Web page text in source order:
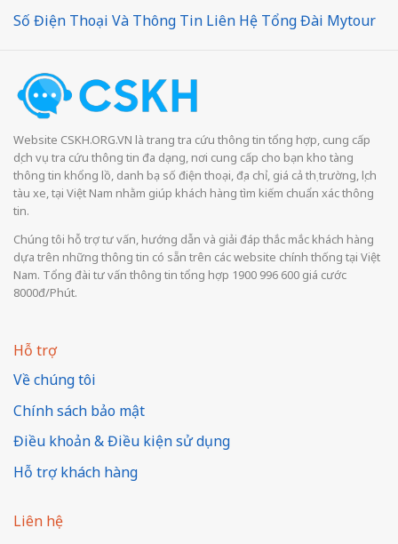
Số Điện Thoại Và Thông Tin Liên Hệ Tổng Đài Mytour
Website CSKH.ORG.VN là trang tra cứu thông tin tổng hợp, cung cấp
dịch vụ tra cứu thông tin đa dạng, nơi cung cấp cho bạn kho tàng
thông tin khổng lồ, danh bạ số điện thoại, địa chỉ, giá cả thị trường, lịch
tàu xe, tại Việt Nam nhằm giúp khách hàng tìm kiếm chuẩn xác thông
tin.
Chúng tôi hỗ trợ tư vấn, hướng dẫn và giải đáp thắc mắc khách hàng
dựa trên những thông tin có sẵn trên các website chính thống tại Việt
Nam. Tổng đài tư vấn thông tin tổng hợp 1900 996 600 giá cước
8000đ/Phút.
Hỗ trợ
Về chúng tôi
Chính sách bảo mật
Điều khoản & Điều kiện sử dụng
Hỗ trợ khách hàng
Liên hệ